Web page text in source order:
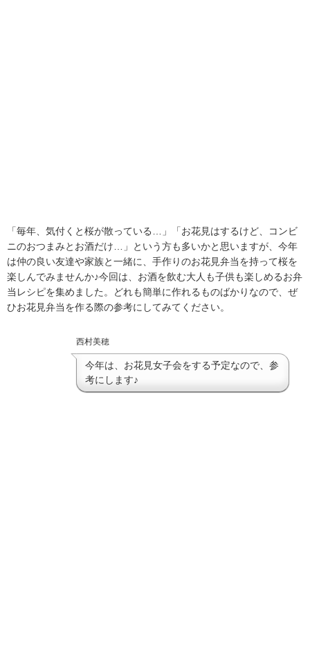
「毎年、気付くと桜が散っている…」「お花見はするけど、コンビ
ニのおつまみとお酒だけ…」という方も多いかと思いますが、今年
は仲の良い友達や家族と一緒に、手作りのお花見弁当を持って桜を
楽しんでみませんか♪今回は、お酒を飲む大人も子供も楽しめるお弁
当レシピを集めました。どれも簡単に作れるものばかりなので、ぜ
ひお花見弁当を作る際の参考にしてみてください。
西村美穂
今年は、お花見女子会をする予定なので、参
考にします♪